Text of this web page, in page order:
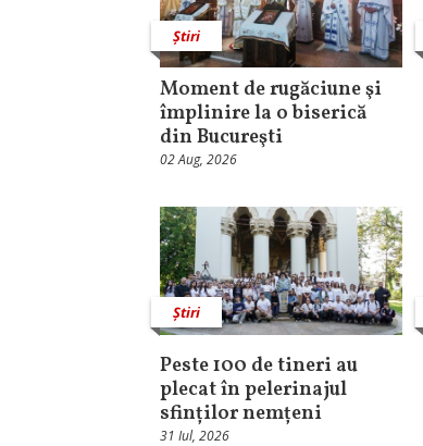
Știri
Moment de rugăciune şi
împlinire la o biserică
din Bucureşti
02 Aug, 2026
Știri
Peste 100 de tineri au
plecat în pelerinajul
sfinților nemțeni
31 Iul, 2026